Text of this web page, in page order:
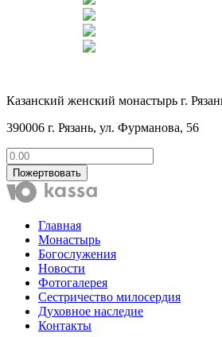
Казанский женский монастырь г.
390006 г. Рязань, ул. Фурманова, 56
Пожертвовать
Главная
Монастырь
Богослужения
Новости
Фотогалерея
Сестричество милосердия
Духовное наследие
Контакты